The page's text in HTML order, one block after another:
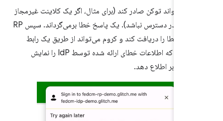
اگر یک IdP نتواند توکن صادر کند (برای مثال، اگر یک کلاینت غیرمجاز
باشد یا سرور در دسترس نباشد). یک پاسخ خطا برمی‌گرداند. سپس RP
این خطا را دریافت کند و کروم می‌تواند از طریق یک رابط
کاربری مرورگر که اطلاعات خطای ارائه شده توسط IdP را نمایش
به کاربر اطلاع دهد.